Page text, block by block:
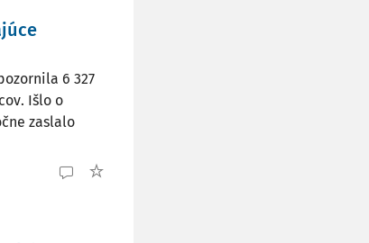
6 327
Išlo o
zaslalo